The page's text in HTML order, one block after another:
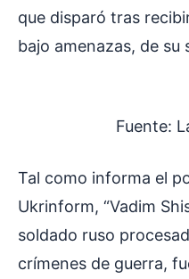
que disparó tras
bajo amenazas, de su
Fuente:
Tal como informa el
Ukrinform, “Vadim
soldado ruso
crímenes de guerra,